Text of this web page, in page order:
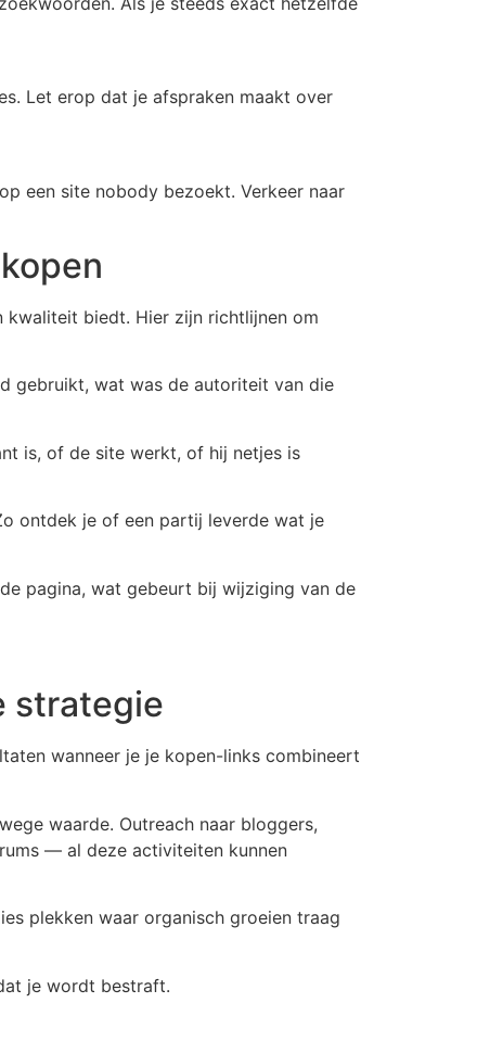
Let erop dat je afspraken maakt over
een site nobody bezoekt. Verkeer naar
kwaliteit biedt. Hier zijn richtlijnen om
gebruikt, wat was de autoriteit van die
is, of de site werkt, of hij netjes is
ontdek je of een partij leverde wat je
pagina, wat gebeurt bij wijziging van de
strategie
wanneer je je kopen-links combineert
waarde. Outreach naar bloggers,
— al deze activiteiten kunnen
plekken waar organisch groeien traag
je wordt bestraft.